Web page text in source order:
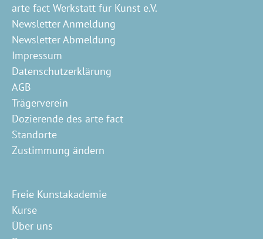
arte fact Werkstatt für Kunst e.V.
Newsletter Anmeldung
Newsletter Abmeldung
Impressum
Datenschutzerklärung
AGB
Trägerverein
Dozierende des arte fact
Standorte
Zustimmung ändern
Freie Kunstakademie
Kurse
Über uns